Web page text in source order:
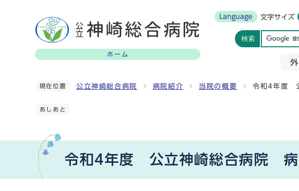
ホーム
Language 文字サイズ
検索
現在位置 公立神崎総合病院 病院紹介 当院の概要 令和4年度
あしあと
令和4年度 公立神崎総合病院 病